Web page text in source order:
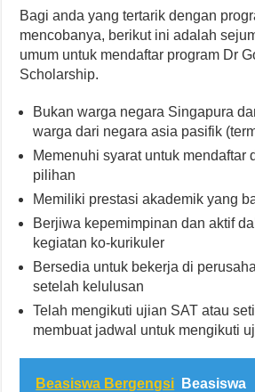
Bagi anda yang tertarik dengan
mencobanya, berikut ini adalah
umum untuk mendaftar program Dr
Scholarship.
Bukan warga negara Singapura
warga dari negara asia pasifik
Memenuhi syarat untuk mendaftar
pilihan
Memiliki prestasi akademik yang
Berjiwa kepemimpinan dan aktif
kegiatan ko-kurikuler
Bersedia untuk bekerja di
setelah kelulusan
Telah mengikuti ujian SAT atau
membuat jadwal untuk mengikuti
Beasiswa Bergengsi
Beasiswa